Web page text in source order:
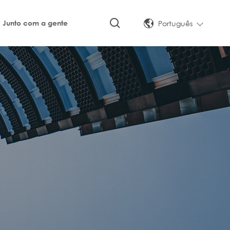
Junto com a gente Português